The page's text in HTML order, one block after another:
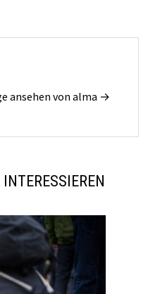
ansehen von alma →